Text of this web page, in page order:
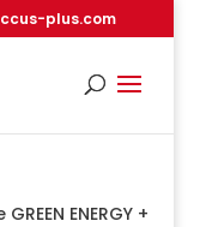
plus.com
ENERGY +